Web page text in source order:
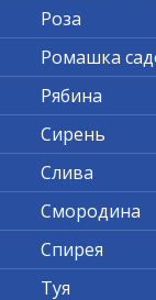
Роза
Ромашка
Рябина
Сирень
Слива
Смородина
Спирея
Туя